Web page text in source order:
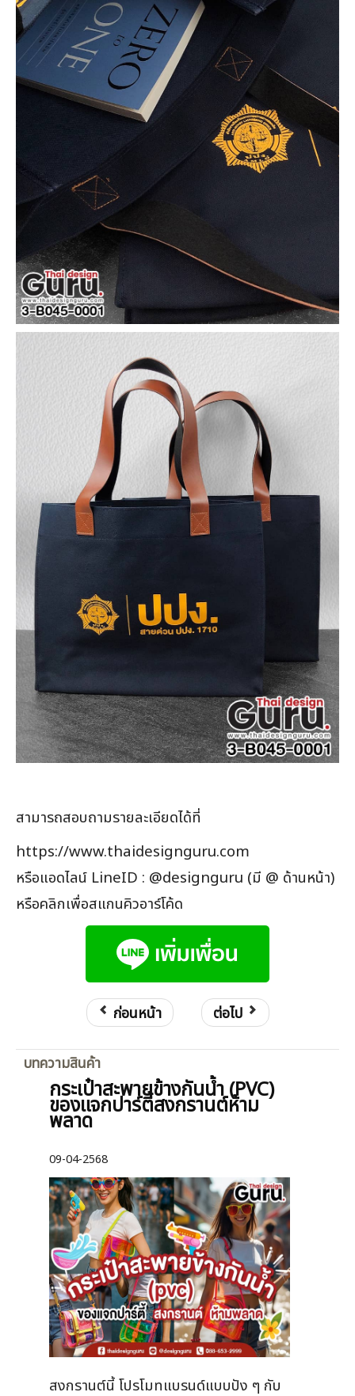
สามารถสอบถามรายละเอียดได้ที่
https://www.thaidesignguru.com
หรือแอดไลน์ LineID : @designguru (มี @ ด้านหน้า)
หรือคลิกเพื่อสแกนคิวอาร์โค้ด
ก่อนหน้า ต่อไป
บทความสินค้า
กระเป๋าสะพายข้างกันน้ำ (PVC)
ของแจกปาร์ตี้สงกรานต์ห้าม
พลาด
09-04-2568
สงกรานต์นี้ โปรโมทแบรนด์แบบปัง ๆ กับ